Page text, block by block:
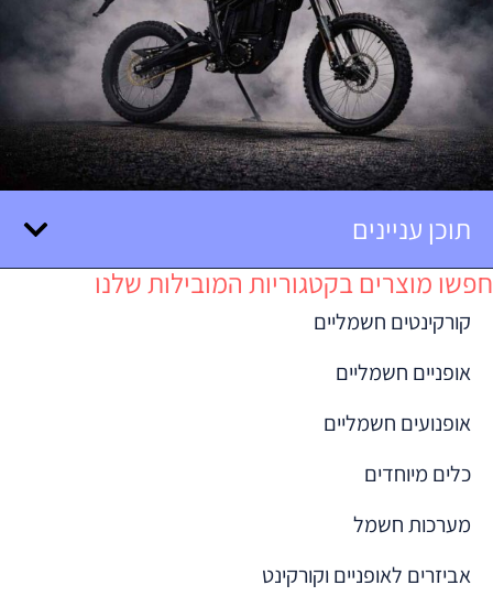
תוכן עניינים
חפשו מוצרים בקטגוריות המובילות שלנו
קורקינטים חשמליים
אופניים חשמליים
אופנועים חשמליים
כלים מיוחדים
מערכות חשמל
אביזרים לאופניים וקורקינט